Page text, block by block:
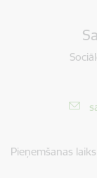
Pieņemšanas laiks